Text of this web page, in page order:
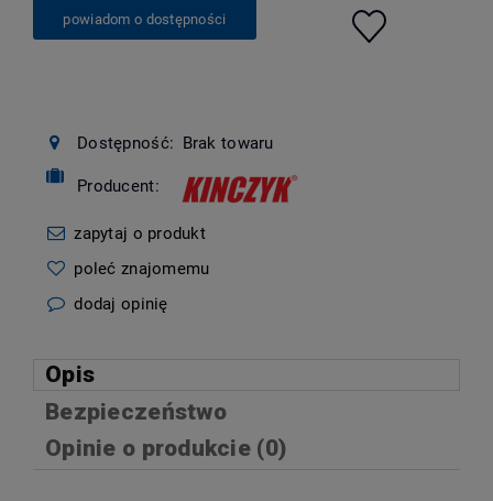
powiadom o dostępności
Dostępność: Brak towaru
Producent:
zapytaj o produkt
poleć znajomemu
dodaj opinię
Opis
Bezpieczeństwo
Opinie o produkcie (0)